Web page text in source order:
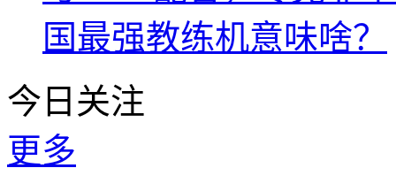
国最强教练机意味啥？
今日关注
更多